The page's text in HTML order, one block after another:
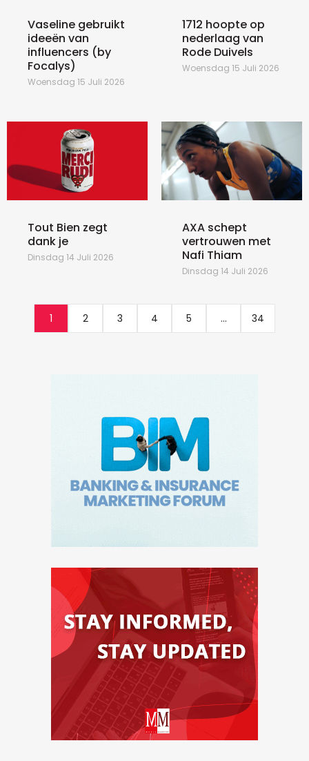
Vaseline gebruikt
ideeën van
influencers (by
Focalys)
Woensdag 15 Juli 2026
1712 hoopte op
nederlaag van
Rode Duivels
Woensdag 15 Juli 2026
Tout Bien zegt
dank je
Dinsdag 14 Juli 2026
AXA schept
vertrouwen met
Nafi Thiam
Dinsdag 14 Juli 2026
1 2 3 4 5 ... 34